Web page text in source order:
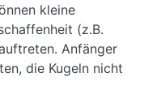
kleine
(z.B.
Anfänger
die Kugeln nicht